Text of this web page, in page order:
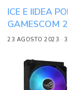
ICE E IIDEA
GAMESCOM
23 AGOSTO 2023